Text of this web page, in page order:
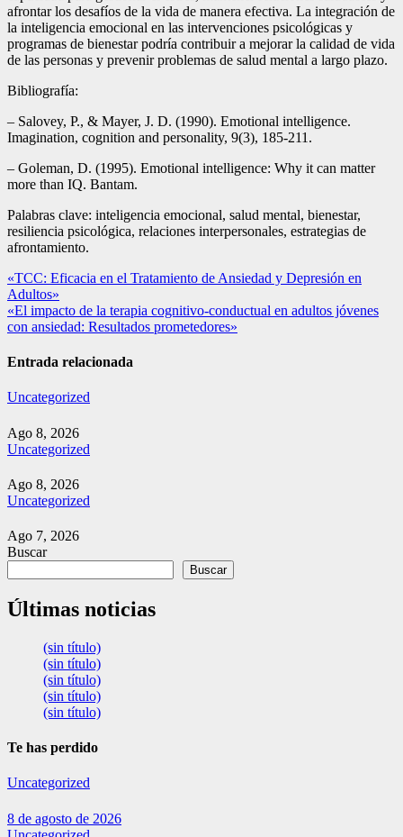
afrontar los desafíos de la vida de manera efectiva. La integración de
la inteligencia emocional en las intervenciones psicológicas y
programas de bienestar podría contribuir a mejorar la calidad de vida
de las personas y prevenir problemas de salud mental a largo plazo.
Bibliografía:
– Salovey, P., & Mayer, J. D. (1990). Emotional intelligence.
Imagination, cognition and personality, 9(3), 185-211.
– Goleman, D. (1995). Emotional intelligence: Why it can matter
more than IQ. Bantam.
Palabras clave: inteligencia emocional, salud mental, bienestar,
resiliencia psicológica, relaciones interpersonales, estrategias de
afrontamiento.
Navegación
de
entradas
«TCC: Eficacia en el Tratamiento de Ansiedad y Depresión en
Adultos»
«El impacto de la terapia cognitivo-conductual en adultos jóvenes
con ansiedad: Resultados prometedores»
Entrada relacionada
Uncategorized
Ago 8, 2026
Uncategorized
Ago 8, 2026
Uncategorized
Ago 7, 2026
Buscar
Buscar
Últimas noticias
(sin título)
(sin título)
(sin título)
(sin título)
(sin título)
Te has perdido
Uncategorized
8 de agosto de 2026